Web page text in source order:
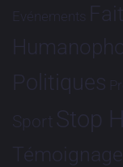
Evénements
Politiques
Sport Stop
Témoignage